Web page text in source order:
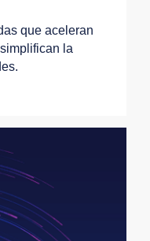
que aceleran
la